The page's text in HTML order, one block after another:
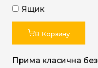
Ящик
В Корзину
Прима класична без